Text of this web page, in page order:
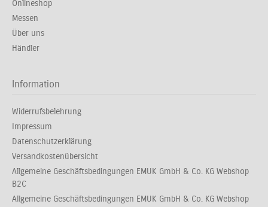
Onlineshop
Messen
Über uns
Händler
Information
Widerrufsbelehrung
Impressum
Datenschutzerklärung
Versandkostenübersicht
Allgemeine Geschäftsbedingungen EMUK GmbH & Co. KG Webshop
B2C
Allgemeine Geschäftsbedingungen EMUK GmbH & Co. KG Webshop